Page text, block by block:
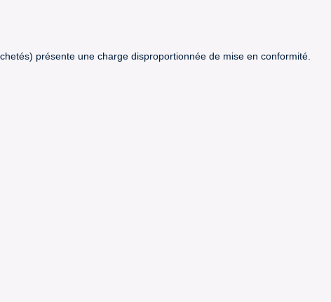
présente une charge disproportionnée de mise en conformité.